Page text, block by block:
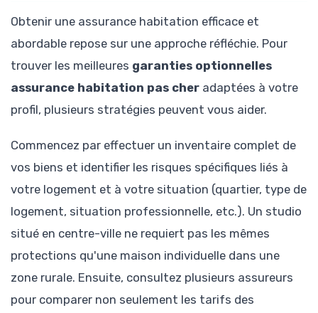
Obtenir une assurance habitation efficace et
abordable repose sur une approche réfléchie. Pour
trouver les meilleures garanties optionnelles
assurance habitation pas cher adaptées à votre
profil, plusieurs stratégies peuvent vous aider.
Commencez par effectuer un inventaire complet de
vos biens et identifier les risques spécifiques liés à
votre logement et à votre situation (quartier, type de
logement, situation professionnelle, etc.). Un studio
situé en centre-ville ne requiert pas les mêmes
protections qu'une maison individuelle dans une
zone rurale. Ensuite, consultez plusieurs assureurs
pour comparer non seulement les tarifs des